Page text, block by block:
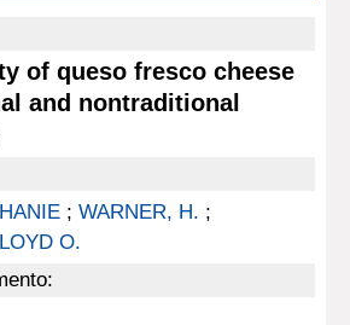
of queso fresco cheese
and nontraditional
; WARNER, H. ;
O.